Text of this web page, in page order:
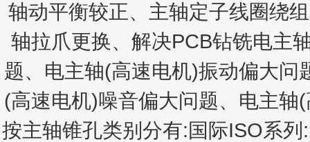
轴动平衡较正、主轴定子线圈绕
轴拉爪更换、解决PCB钻铣电主
题、电主轴(高速电机)振动偏大
(高速电机)噪音偏大问题、电主
按主轴锥孔类别分有:国际ISO系